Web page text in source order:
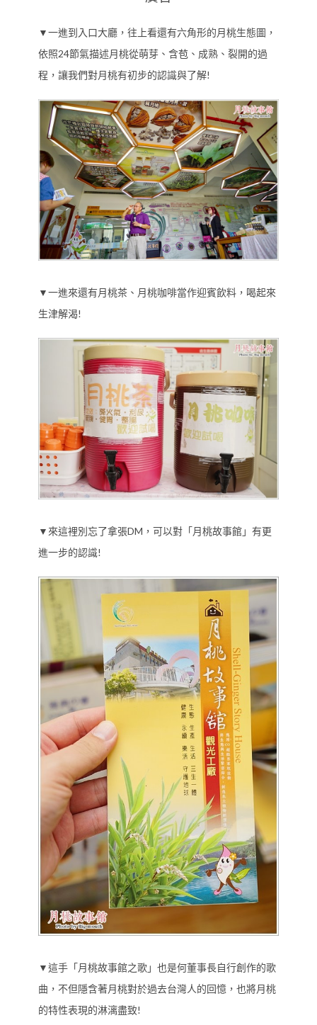
▼一進到入口大廳，往上看還有六角形的月桃生態圖，
依照24節氣描述月桃從萌芽、含苞、成熟、裂開的過
程，讓我們對月桃有初步的認識與了解!
▼一進來還有月桃茶、月桃咖啡當作迎賓飲料，喝起來
生津解渴!
▼來這裡別忘了拿張DM，可以對「月桃故事館」有更
進一步的認識!
▼這手「月桃故事館之歌」也是何董事長自行創作的歌
曲，不但隱含著月桃對於過去台灣人的回憶，也將月桃
的特性表現的淋漓盡致!